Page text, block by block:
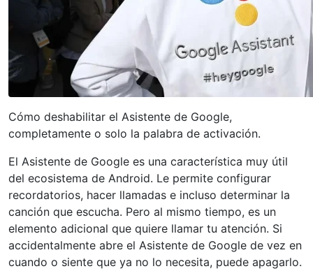
Cómo deshabilitar el Asistente de Google,
completamente o solo la palabra de activación.
El Asistente de Google es una característica muy útil
del ecosistema de Android. Le permite configurar
recordatorios, hacer llamadas e incluso determinar la
canción que escucha. Pero al mismo tiempo, es un
elemento adicional que quiere llamar tu atención. Si
accidentalmente abre el Asistente de Google de vez en
cuando o siente que ya no lo necesita, puede apagarlo.